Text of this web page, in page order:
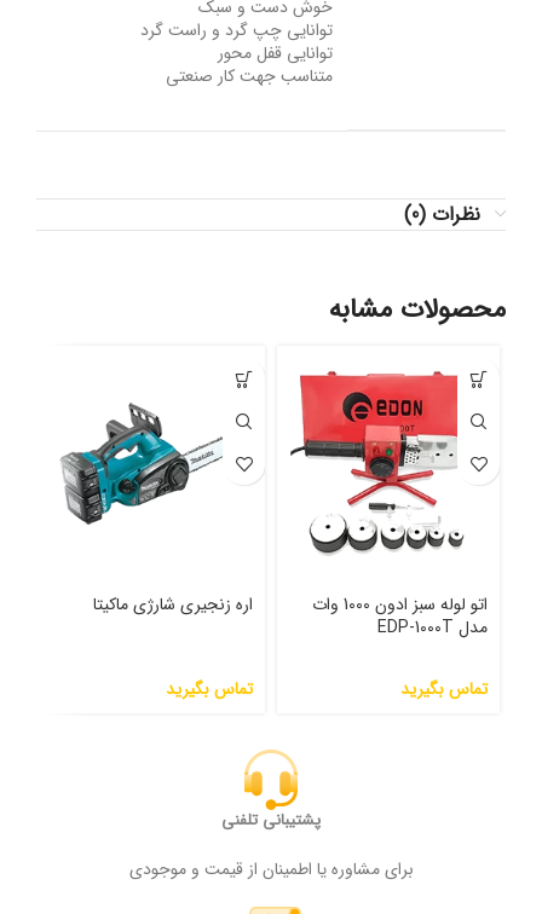
خوش دست و سبک
توانایی چپ گرد و راست گرد
توانایی قفل محور
متناسب جهت کار صنعتی
نظرات (0)
محصولات مشابه
اتو لوله سبز ادون 1000 وات
مدل EDP-1000T
تماس بگیرید
اره زنجیری شارژی ماکیتا
تماس بگیرید
پشتیبانی تلفنی
برای مشاوره یا اطمینان از قیمت و موجودی